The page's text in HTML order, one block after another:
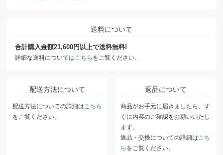
送料について
合計購入金額21,600円以上で送料無料!
詳細な送料についてはこちら をご覧ください。
配送方法について
配送方法についての詳細はこちら
をご覧ください。
返品について
商品がお手元に届きましたら、す
ぐに内容のご確認をお願いいたし
ます。
返品・交換についての詳細はこち
ら をご覧ください。